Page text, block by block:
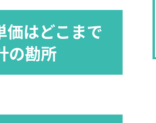
価はどこまで
の勘所